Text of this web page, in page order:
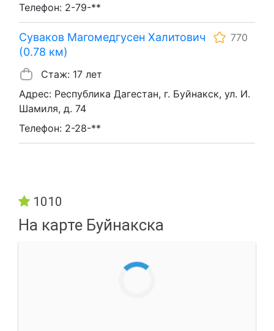
Телефон: 2-79-**
Суваков Магомедгусен Халитович
(0.78 км)
770
Стаж: 17 лет
Адрес: Республика Дагестан, г. Буйнакск, ул. И.
Шамиля, д. 74
Телефон: 2-28-**
1010
На карте Буйнакска